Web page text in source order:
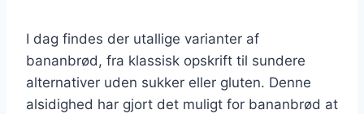
I dag findes der utallige varianter af
bananbrød, fra klassisk opskrift til sundere
alternativer uden sukker eller gluten. Denne
alsidighed har gjort det muligt for bananbrød at